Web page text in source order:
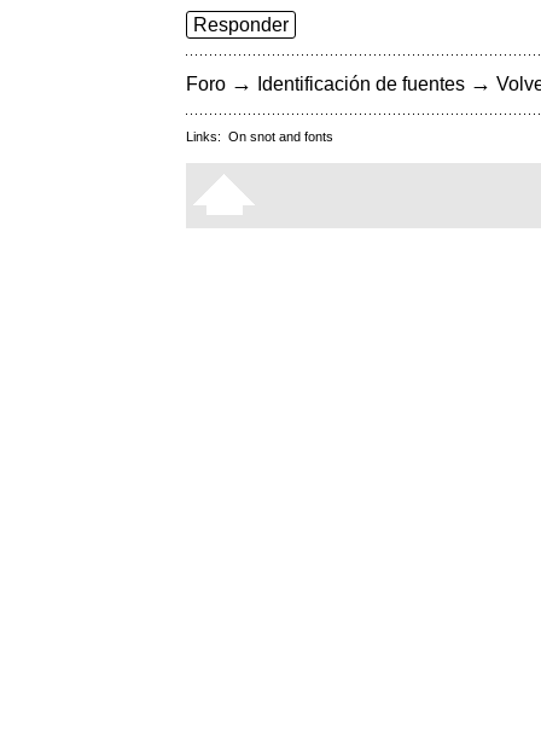
Responder
Foro → Identificación de fuentes →
Links: On snot and fonts